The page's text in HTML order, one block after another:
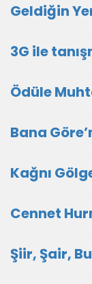
Geldiğin
3G ile
Ödüle
Bana
Kağnı
Cennet
Şiir, Şair,